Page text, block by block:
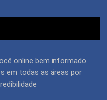
online bem informado
em todas as áreas por